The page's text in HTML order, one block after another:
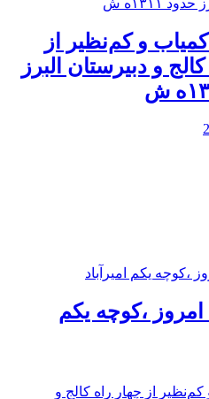
و کم‌نظیر از
و دبيرستان البرز
،کوچه یکم